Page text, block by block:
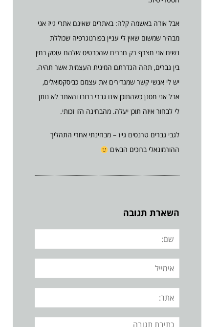
אבל אודה באשמה קלה: באתרים שאינם אתרי גייז אני
מבהיר שמשום שאין לי עניין בפורנוגרפיה שכוללת
נשים אני מצרף רק חברים שהכרטיס שלהם עוסק במין
בין גברים, תהה הגדרתם המינית העצמית אשר תהיה.
יש לי אנשי קשר שמגדירים את עצמם כביסקסואלים,
אבל אני מסנן כשהתוכן אינו גברי ברובו והאתר לא נותן
לי לבחור איזה תוכן יעלה. מהבחינה הזו זכותי.
לגבי גברים טרנסים גייז – מבחינתי אחרי התהליך
ההורמונאלי ברוכים הבאים
השארת תגובה
שם:
אימייל
אתר:
תגובה